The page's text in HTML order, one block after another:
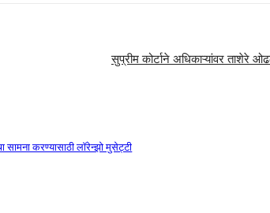
सुप्रीम कोर्टाने अधिकाऱ्यांवर ताशेरे
करण्यासाठी लॉरेन्झो मुसेट्टी